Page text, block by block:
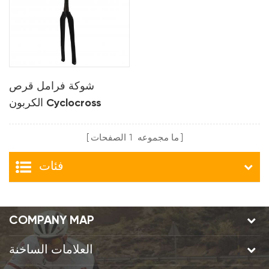
شوكة فرامل قرص
الكربون Cyclocross
ما مجموعه 1 الصفحات
فئات
COMPANY MAP
العلامات الساخنة